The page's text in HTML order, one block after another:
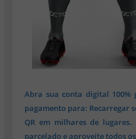
Abra sua conta digital 100%
pagamento para: Recarregar
QR em milhares de
parcelado e aproveite todos